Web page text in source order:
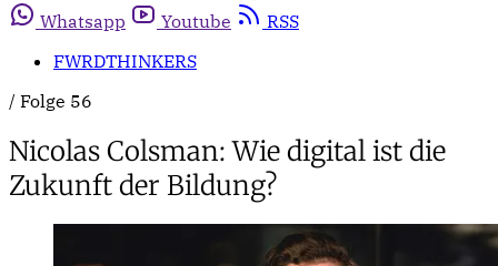
Whatsapp
Youtube
RSS
FWRDTHINKERS
/ Folge 56
Nicolas Colsman: Wie digital ist die
Zukunft der Bildung?